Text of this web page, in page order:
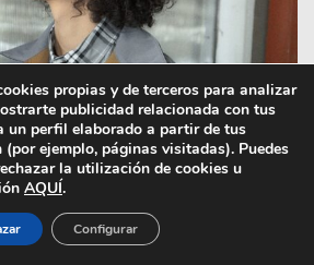
propias y de terceros para analizar
publicidad relacionada con tus
un perfil elaborado a partir de tus
ejemplo, páginas visitadas). Puedes
la utilización de cookies u
AQUÍ.
Configurar